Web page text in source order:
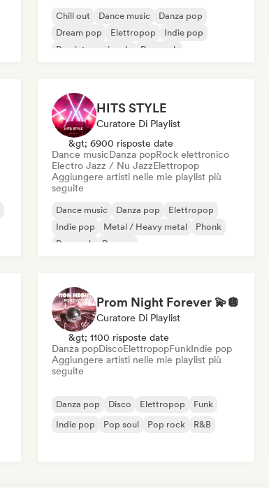
Chill out Dance music
Danza pop
Dream pop
Elettropop
Indie pop
Pop internazionale
Pop rock
HITS STYLE
Curatore Di Playlist
&gt; 6900 risposte date
Dance musicDanza popRock elettronico
Electro Jazz / Nu JazzElettropop
Aggiungere artisti nelle mie playlist più
seguite
Dance music Danza pop
Elettropop
Indie pop
Metal / Heavy metal
Phonk
Pop rock
Reggae
Prom Night Forever 💫🪩
Curatore Di Playlist
&gt; 1100 risposte date
Danza popDiscoElettropopFunkIndie pop
Aggiungere artisti nelle mie playlist più
seguite
Danza pop Disco Elettropop
Funk
Indie pop
Pop soul Pop rock R&B